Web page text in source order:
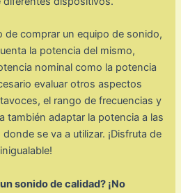
de comprar un equipo de sonido,
la potencia del mismo,
nominal como la potencia
evaluar otros aspectos
el rango de frecuencias y
también adaptar la potencia a las
se va a utilizar. ¡Disfruta de
sonido de calidad? ¡No